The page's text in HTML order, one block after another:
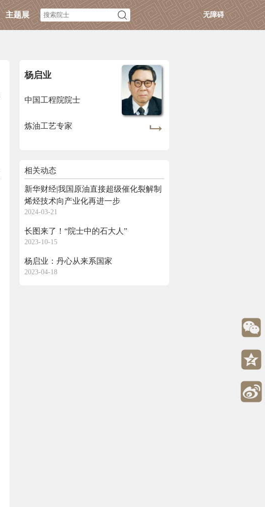
主题展 无障碍
杨启业
中国工程院院士
炼油工艺专家
相关动态
新华财经|我国原油直接超级催化裂解制
烯烃技术向产业化再进一步
2024-03-21
长图来了！“院士中的石大人”
2023-10-15
杨启业：丹心从来系国家
2023-04-18